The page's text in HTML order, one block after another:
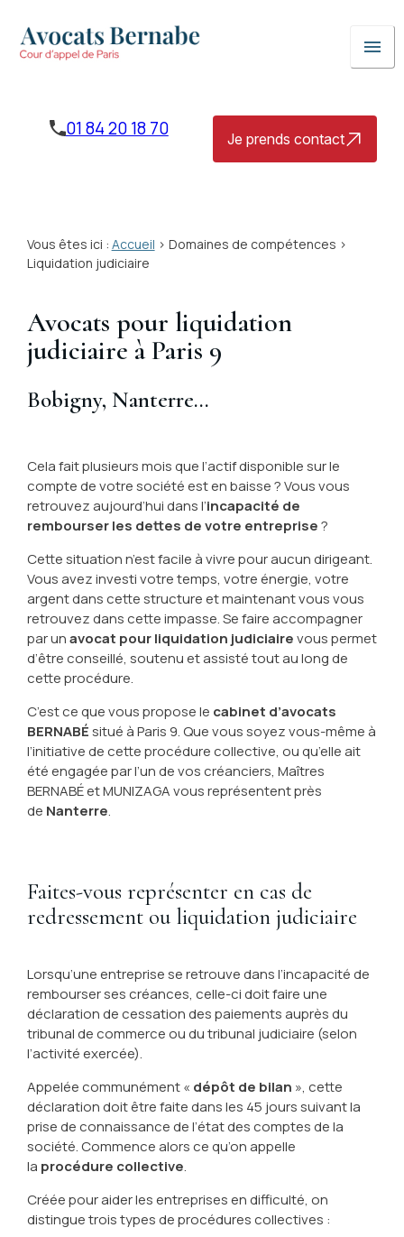
menu
01 84 20 18 70 Je prends contact
Vous êtes ici : Accueil > Domaines de compétences >
Liquidation judiciaire
Avocats pour liquidation
judiciaire à Paris 9
Bobigny, Nanterre…
Cela fait plusieurs mois que l’actif disponible sur le
compte de votre société est en baisse ? Vous vous
retrouvez aujourd’hui dans l’incapacité de
rembourser les dettes de votre entreprise?
Cette situation n’est facile à vivre pour aucun dirigeant.
Vous avez investi votre temps, votre énergie, votre
argent dans cette structure et maintenant vous vous
retrouvez dans cette impasse. Se faire accompagner
par unavocat pour liquidation judiciairevous permet
d’être conseillé, soutenu et assisté tout au long de
cette procédure.
C’est ce que vous propose le cabinet d’avocats
BERNABÉsitué à Paris 9. Que vous soyez vous-même à
l’initiative de cette procédure collective, ou qu’elle ait
été engagée par l’un de vos créanciers, Maîtres
BERNABÉ et MUNIZAGA vous représentent près
de Nanterre.
Faites-vous représenter en cas de
redressement ou liquidation judiciaire
Lorsqu’une entreprise se retrouve dans l’incapacité de
rembourser ses créances, celle-ci doit faire une
déclaration de cessation des paiements auprès du
tribunal de commerce ou du tribunal judiciaire (selon
l’activité exercée).
Appelée communément « dépôt de bilan », cette
déclaration doit être faite dans les 45 jours suivant la
prise de connaissance de l’état des comptes de la
société. Commence alors ce qu’on appelle
la procédure collective.
Créée pour aider les entreprises en difficulté, on
distingue trois types de procédures collectives :